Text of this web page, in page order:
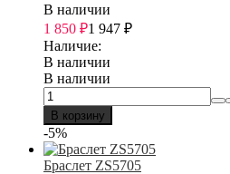
В наличии
1 850 ₽1 947 ₽
Наличие:
В наличии
В наличии
В корзину
-5%
Браслет ZS5705